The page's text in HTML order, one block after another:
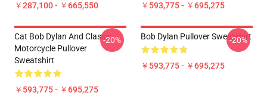
￥287,100 - ￥665,550 ￥593,775 - ￥695,275
Cat Bob Dylan And Classic
Motorcycle Pullover
Sweatshirt
￥593,775 - ￥695,275
-20% Bob Dylan Pullover Sweatshirt
￥593,775 - ￥695,275
-20%